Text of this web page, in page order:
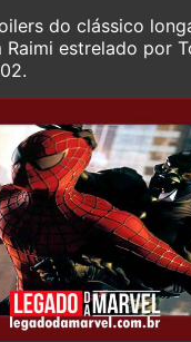
do clássico
Raimi estrelado por